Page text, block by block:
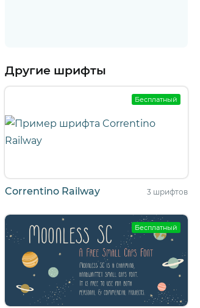
Другие шрифты
Бесплатный
Correntino Railway 3 шрифтов
Бесплатный